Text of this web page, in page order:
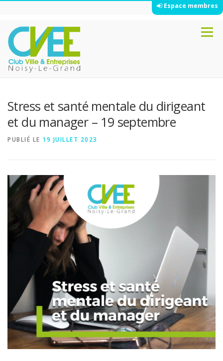
Espace membres
contenu
Menu
Stress et santé mentale du dirigeant
et du manager – 19 septembre
PUBLIÉ LE 19 JUILLET 2023